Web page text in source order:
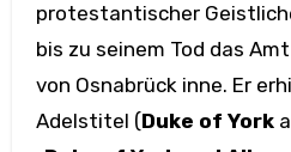
protestantischer
bis zu seinem Tod das
von Osnabrück inne. Er
Adelstitel (Duke of York